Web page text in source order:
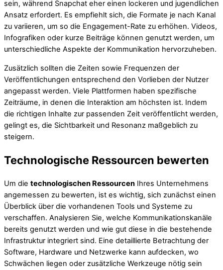
sein, während Snapchat eher einen lockeren und jugendlichen
Ansatz erfordert. Es empfiehlt sich, die Formate je nach Kanal
zu variieren, um so die Engagement-Rate zu erhöhen. Videos,
Infografiken oder kurze Beiträge können genutzt werden, um
unterschiedliche Aspekte der Kommunikation hervorzuheben.
Zusätzlich sollten die Zeiten sowie Frequenzen der
Veröffentlichungen entsprechend den Vorlieben der Nutzer
angepasst werden. Viele Plattformen haben spezifische
Zeiträume, in denen die Interaktion am höchsten ist. Indem
die richtigen Inhalte zur passenden Zeit veröffentlicht werden,
gelingt es, die Sichtbarkeit und Resonanz maßgeblich zu
steigern.
Technologische Ressourcen bewerten
Um die technologischen Ressourcen Ihres Unternehmens
angemessen zu bewerten, ist es wichtig, sich zunächst einen
Überblick über die vorhandenen Tools und Systeme zu
verschaffen. Analysieren Sie, welche Kommunikationskanäle
bereits genutzt werden und wie gut diese in die bestehende
Infrastruktur integriert sind. Eine detaillierte Betrachtung der
Software, Hardware und Netzwerke kann aufdecken, wo
Schwächen liegen oder zusätzliche Werkzeuge nötig sein